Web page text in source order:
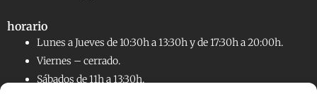
horario
Lunes a Jueves de 10:30h a 13:30h y de 17:30h a 20:00h.
Viernes – cerrado.
Sábados de 11h a 13:30h.